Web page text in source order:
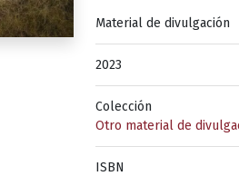
Material de divulgación
2023
Colección
Otro material de
ISBN